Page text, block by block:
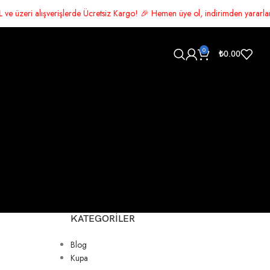
Kargo! 🎉 Hemen üye ol, indirimden yararlan 🛍️ Şimdi alışveriş
0 ₺0.00
KATEGORILER
Blog
Kupa